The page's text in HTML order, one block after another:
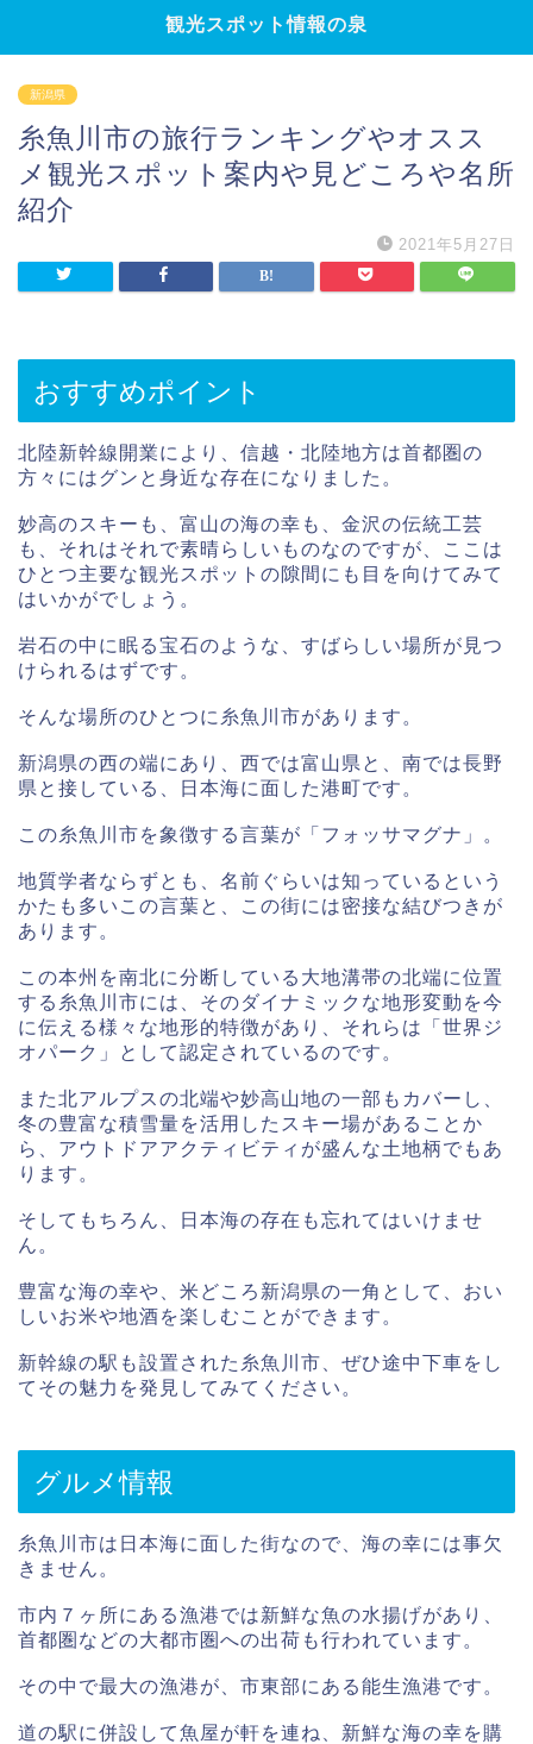
観光スポット情報の泉
新潟県
糸魚川市の旅行ランキングやオスス
メ観光スポット案内や見どころや名所
紹介
2021年5月27日
おすすめポイント
北陸新幹線開業により、信越・北陸地方は首都圏の
方々にはグンと身近な存在になりました。
妙高のスキーも、富山の海の幸も、金沢の伝統工芸
も、それはそれで素晴らしいものなのですが、ここは
ひとつ主要な観光スポットの隙間にも目を向けてみて
はいかがでしょう。
岩石の中に眠る宝石のような、すばらしい場所が見つ
けられるはずです。
そんな場所のひとつに糸魚川市があります。
新潟県の西の端にあり、西では富山県と、南では長野
県と接している、日本海に面した港町です。
この糸魚川市を象徴する言葉が「フォッサマグナ」。
地質学者ならずとも、名前ぐらいは知っているという
かたも多いこの言葉と、この街には密接な結びつきが
あります。
この本州を南北に分断している大地溝帯の北端に位置
する糸魚川市には、そのダイナミックな地形変動を今
に伝える様々な地形的特徴があり、それらは「世界ジ
オパーク」として認定されているのです。
また北アルプスの北端や妙高山地の一部もカバーし、
冬の豊富な積雪量を活用したスキー場があることか
ら、アウトドアアクティビティが盛んな土地柄でもあ
ります。
そしてもちろん、日本海の存在も忘れてはいけませ
ん。
豊富な海の幸や、米どころ新潟県の一角として、おい
しいお米や地酒を楽しむことができます。
新幹線の駅も設置された糸魚川市、ぜひ途中下車をし
てその魅力を発見してみてください。
グルメ情報
糸魚川市は日本海に面した街なので、海の幸には事欠
きません。
市内７ヶ所にある漁港では新鮮な魚の水揚げがあり、
首都圏などの大都市圏への出荷も行われています。
その中で最大の漁港が、市東部にある能生漁港です。
道の駅に併設して魚屋が軒を連ね、新鮮な海の幸を購